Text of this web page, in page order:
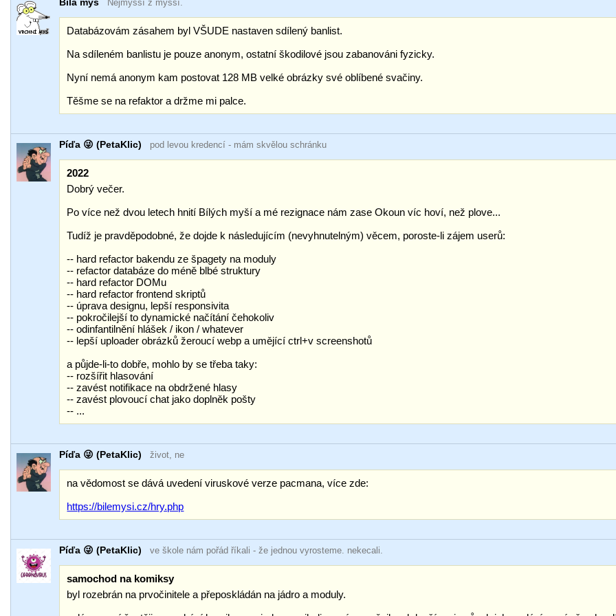
Nejmyšší z myšší.
Databázovám zásahem byl VŠUDE nastaven sdílený banlist.
Na sdíleném banlistu je pouze anonym, ostatní škodilové jsou zabanováni fyzicky.
Nyní nemá anonym kam postovat 128 MB velké obrázky své oblíbené svačiny.
Těšme se na refaktor a držme mi palce.
Píďa 😜 (PetaKlic) pod levou kredencí - mám skvělou schránku
2022
Dobrý večer.
Po více než dvou letech hnití Bílých myší a mé rezignace nám zase Okoun víc hoví, než plove...
Tudíž je pravděpodobné, že dojde k následujícím (nevyhnutelným) věcem, poroste-li zájem userů:
-- hard refactor bakendu ze špagety na moduly
-- refactor databáze do méně blbé struktury
-- hard refactor DOMu
-- hard refactor frontend skriptů
-- úprava designu, lepší responsivita
-- pokročilejší to dynamické načítání čehokoliv
-- odinfantilnění hlášek / ikon / whatever
-- lepší uploader obrázků žeroucí webp a umějící ctrl+v screenshotů
a půjde-li-to dobře, mohlo by se třeba taky:
-- rozšířit hlasování
-- zavést notifikace na obdržené hlasy
-- zavést plovoucí chat jako doplněk pošty
-- ...
Píďa 😜 (PetaKlic) život, ne
na vědomost se dává uvedení viruskové verze pacmana, více zde:
https://bilemysi.cz/hry.php
Píďa 😜 (PetaKlic) ve škole nám pořád říkali - že jednou vyrosteme. nekecali.
samochod na komiksy
byl rozebrán na prvočinitele a přeposkládán na jádro a moduly.